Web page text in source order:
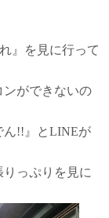
』を見に行って
ができないの
ん!!』とLINEが
っぷりを見に